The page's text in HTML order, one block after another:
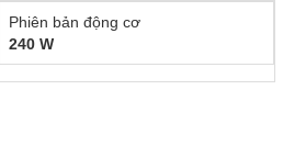
Phiên bản động cơ
240 W